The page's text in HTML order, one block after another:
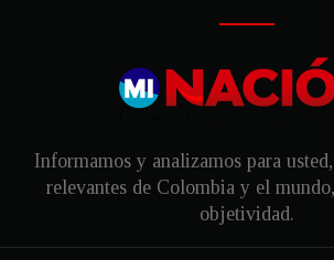
Informamos y analizamos para
relevantes de Colombia y el
objetividad.